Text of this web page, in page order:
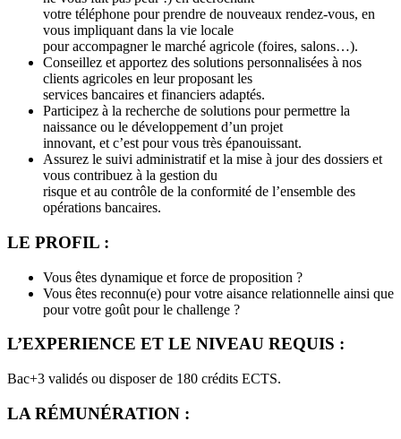
votre téléphone pour prendre de nouveaux rendez-vous, en
vous impliquant dans la vie locale
pour accompagner le marché agricole (foires, salons…).
Conseillez et apportez des solutions personnalisées à nos
clients agricoles en leur proposant les
services bancaires et financiers adaptés.
Participez à la recherche de solutions pour permettre la
naissance ou le développement d’un projet
innovant, et c’est pour vous très épanouissant.
Assurez le suivi administratif et la mise à jour des dossiers et
vous contribuez à la gestion du
risque et au contrôle de la conformité de l’ensemble des
opérations bancaires.
LE PROFIL :
Vous êtes dynamique et force de proposition ?
Vous êtes reconnu(e) pour votre aisance relationnelle ainsi que
pour votre goût pour le challenge ?
L’EXPERIENCE ET LE NIVEAU REQUIS :
Bac+3 validés ou disposer de 180 crédits ECTS.
LA RÉMUNÉRATION :